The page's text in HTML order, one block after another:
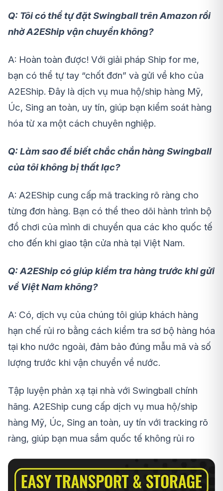
Q: Tôi có thể tự đặt Swingball trên Amazon rồi
nhờ A2EShip vận chuyển không?
A: Hoàn toàn được! Với giải pháp Ship for me,
bạn có thể tự tay “chốt đơn” và gửi về kho của
A2EShip. Đây là dịch vụ mua hộ/ship hàng Mỹ,
Úc, Sing an toàn, uy tín, giúp bạn kiểm soát hàng
hóa từ xa một cách chuyên nghiệp.
Q: Làm sao để biết chắc chắn hàng Swingball
của tôi không bị thất lạc?
A: A2EShip cung cấp mã tracking rõ ràng cho
từng đơn hàng. Bạn có thể theo dõi hành trình bộ
đồ chơi của mình di chuyển qua các kho quốc tế
cho đến khi giao tận cửa nhà tại Việt Nam.
Q: A2EShip có giúp kiểm tra hàng trước khi gửi
về Việt Nam không?
A: Có, dịch vụ của chúng tôi giúp khách hàng
hạn chế rủi ro bằng cách kiểm tra sơ bộ hàng hóa
tại kho nước ngoài, đảm bảo đúng mẫu mã và số
lượng trước khi vận chuyển về nước.
Tập luyện phản xạ tại nhà với Swingball chính
hãng. A2EShip cung cấp dịch vụ mua hộ/ship
hàng Mỹ, Úc, Sing an toàn, uy tín với tracking rõ
ràng, giúp bạn mua sắm quốc tế không rủi ro